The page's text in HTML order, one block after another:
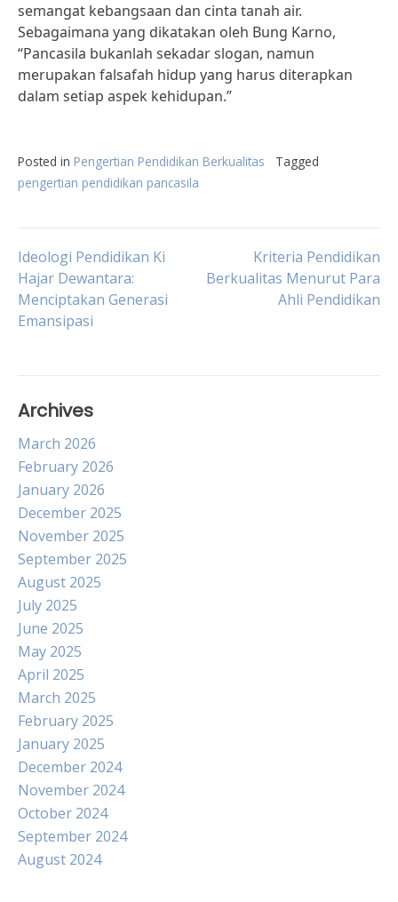
semangat kebangsaan dan cinta tanah air.
Sebagaimana yang dikatakan oleh Bung Karno,
“Pancasila bukanlah sekadar slogan, namun
merupakan falsafah hidup yang harus diterapkan
dalam setiap aspek kehidupan.”
Posted in Pengertian Pendidikan Berkualitas
Tagged
pengertian pendidikan pancasila
Post
navigation
Ideologi Pendidikan Ki
Hajar Dewantara:
Menciptakan Generasi
Emansipasi
Kriteria Pendidikan
Berkualitas Menurut Para
Ahli Pendidikan
Archives
March 2026
February 2026
January 2026
December 2025
November 2025
September 2025
August 2025
July 2025
June 2025
May 2025
April 2025
March 2025
February 2025
January 2025
December 2024
November 2024
October 2024
September 2024
August 2024